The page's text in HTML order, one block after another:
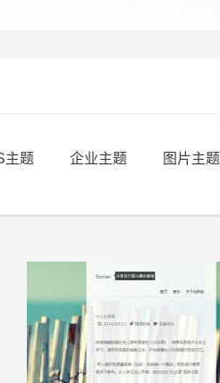
主题 企业主题 图片主题